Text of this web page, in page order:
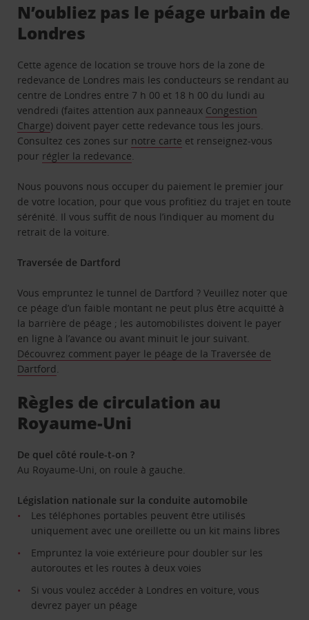
N’oubliez pas le péage urbain de
Londres
Cette agence de location se trouve hors de la zone de
redevance de Londres mais les conducteurs se rendant au
centre de Londres entre 7 h 00 et 18 h 00 du lundi au
vendredi (faites attention aux panneaux Congestion
Charge) doivent payer cette redevance tous les jours.
Consultez ces zones sur notre carte et renseignez-vous
pour régler la redevance.
Nous pouvons nous occuper du paiement le premier jour
de votre location, pour que vous profitiez du trajet en toute
sérénité. Il vous suffit de nous l’indiquer au moment du
retrait de la voiture.
Traversée de Dartford
Vous empruntez le tunnel de Dartford ? Veuillez noter que
ce péage d’un faible montant ne peut plus être acquitté à
la barrière de péage ; les automobilistes doivent le payer
en ligne à l’avance ou avant minuit le jour suivant.
Découvrez comment payer le péage de la Traversée de
Dartford.
Règles de circulation au
Royaume-Uni
De quel côté roule-t-on ?
Au Royaume-Uni, on roule à gauche.
Législation nationale sur la conduite automobile
Les téléphones portables peuvent être utilisés
uniquement avec une oreillette ou un kit mains libres
Empruntez la voie extérieure pour doubler sur les
autoroutes et les routes à deux voies
Si vous voulez accéder à Londres en voiture, vous
devrez payer un péage